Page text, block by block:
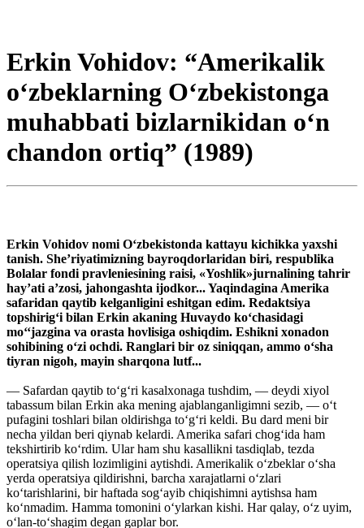
Erkin Vohidov: “Amerikalik
o‘zbeklarning O‘zbekistonga
muhabbati bizlarnikidan o‘n
chandon ortiq” (1989)
Erkin Vohidov nomi O‘zbekistonda kattayu kichikka yaxshi
tanish. She’riyatimizning bayroqdorlaridan biri, respublika
Bolalar fondi pravleniesining raisi, «Yoshlik»jurnalining tahrir
hay’ati a’zosi, jahongashta ijodkor... Yaqindagina Amerika
safaridan qaytib kelganligini eshitgan edim. Redaktsiya
topshirig‘i bilan Erkin akaning Huvaydo ko‘chasidagi
mo‘‘jazgina va orasta hovlisiga oshiqdim. Eshikni xonadon
sohibining o‘zi ochdi. Ranglari bir oz siniqqan, ammo o‘sha
tiyran nigoh, mayin sharqona lutf...
— Safardan qaytib to‘g‘ri kasalxonaga tushdim, — deydi xiyol
tabassum bilan Erkin aka mening ajablanganligimni sezib, — o‘t
pufagini toshlari bilan oldirishga to‘g‘ri keldi. Bu dard meni bir
necha yildan beri qiynab kelardi. Amerika safari chog‘ida ham
tekshirtirib ko‘rdim. Ular ham shu kasallikni tasdiqlab, tezda
operatsiya qilish lozimligini aytishdi. Amerikalik o‘zbeklar o‘sha
yerda operatsiya qildirishni, barcha xarajatlarni o‘zlari
ko‘tarishlarini, bir haftada sog‘ayib chiqishimni aytishsa ham
ko‘nmadim. Hamma tomonini o‘ylarkan kishi. Har qalay, o‘z uyim,
o‘lan-to‘shagim degan gaplar bor.